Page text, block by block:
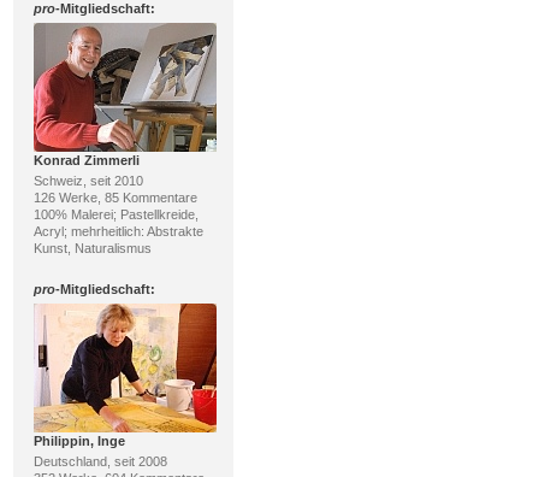
pro-Mitgliedschaft:
Konrad Zimmerli
Schweiz, seit 2010
126 Werke, 85 Kommentare
100% Malerei; Pastellkreide,
Acryl; mehrheitlich: Abstrakte
Kunst, Naturalismus
pro-Mitgliedschaft:
Philippin, Inge
Deutschland, seit 2008